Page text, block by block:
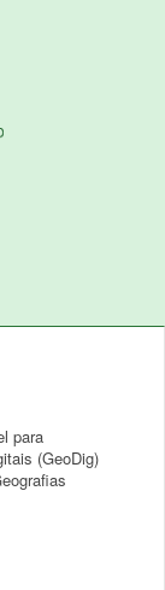
para
(GeoDig)